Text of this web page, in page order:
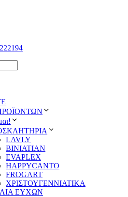
LAVLY
BINIATIAN
EVAPLEX
HAPPYCANTO
FROGART
ΧΡΙΣΤΟΥΓΕΝΝΙΑΤΙΚΑ
ΕΥΧΩΝ